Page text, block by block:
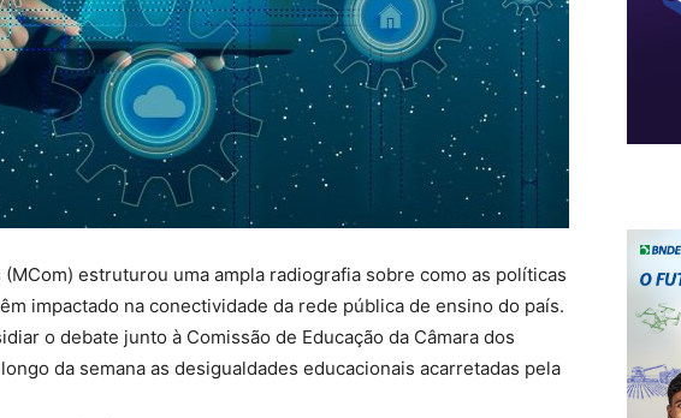
estruturou uma ampla radiografia sobre como as políticas
impactado na conectividade da rede pública de ensino do país.
o debate junto à Comissão de Educação da Câmara dos
da semana as desigualdades educacionais acarretadas pela